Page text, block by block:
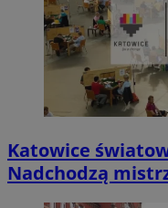
Katowice
Nadchodzą